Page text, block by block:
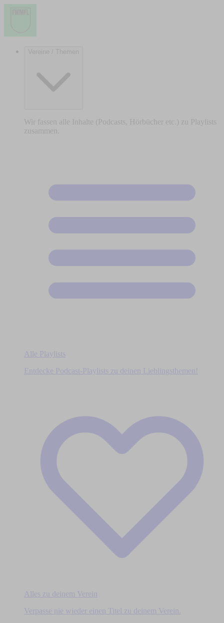
Vereine / Themen
Wir fassen alle Inhalte (Podcasts, Hörbücher etc.) zu Playlists
zusammen.
Alle Playlists
Entdecke Podcast-Playlists zu deinen Lieblingsthemen!
Alles zu deinem Verein
Verpasse nie wieder einen Titel zu deinem Verein.